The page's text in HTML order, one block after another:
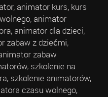
animator kurs, kurs
animator
animator dla dzieci,
zabaw z dziećmi,
zabaw
szkolenie na
szkolenie animatorów,
czasu wolnego,